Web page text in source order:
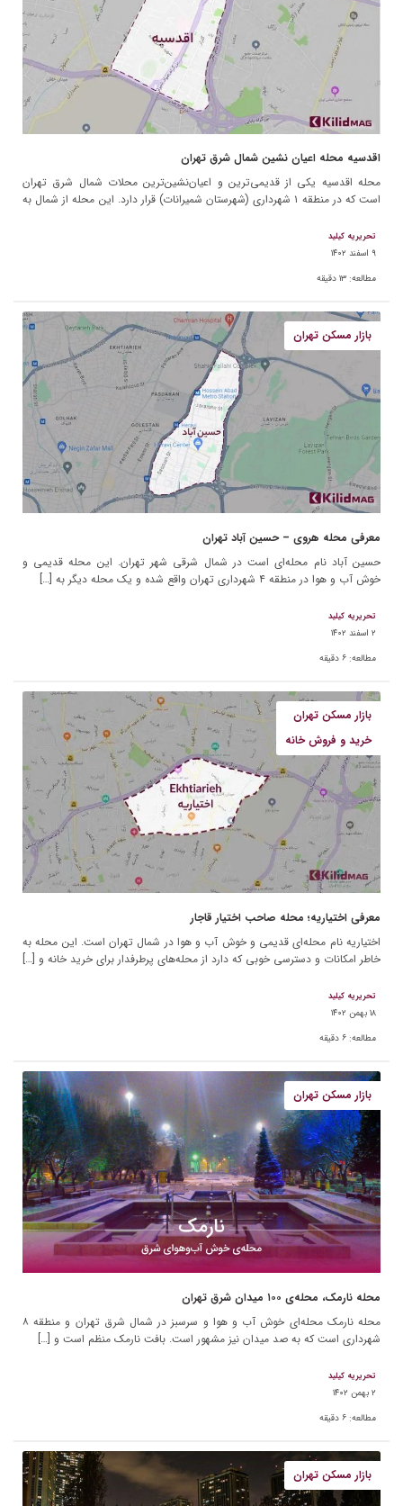
اقدسیه محله اعیان نشین شمال شرق تهران
محله اقدسیه یکی از قدیمی‌ترین و اعیان‌نشین‌ترین محلات شمال شرق تهران
است که در منطقه ۱ شهرداری (شهرستان شمیرانات) قرار دارد. این محله از شمال به
تحریریه کیلید
۹ اسفند ۱۴۰۲
مطالعه: ۱۳ دقیقه
بازار مسکن تهران
معرفی محله هروی – حسین آباد تهران
حسین آباد نام محله‌ای است در شمال شرقی شهر تهران. این محله قدیمی و
خوش آب و هوا در منطقه ۴ شهرداری تهران واقع شده و یک محله دیگر به […]
تحریریه کیلید
۲ اسفند ۱۴۰۲
مطالعه: ۶ دقیقه
بازار مسکن تهران
خرید و فروش خانه
معرفی اختیاریه؛ محله‌ صاحب اختیار قاجار
اختیاریه نام محله‌ای قدیمی و خوش آب و هوا در شمال تهران است. این محله به
خاطر امکانات و دسترسی خوبی که دارد از محله‌های پرطرفدار برای خرید خانه و […]
تحریریه کیلید
۱۸ بهمن ۱۴۰۲
مطالعه: ۶ دقیقه
بازار مسکن تهران
محله نارمک، محله‌ی ۱۰۰ میدان شرق تهران
محله نارمک محله‌ای خوش آب و هوا و سرسبز در شمال شرق تهران و منطقه ۸
شهرداری است که به صد میدان نیز مشهور است. بافت نارمک منظم است و […]
تحریریه کیلید
۲ بهمن ۱۴۰۲
مطالعه: ۶ دقیقه
بازار مسکن تهران